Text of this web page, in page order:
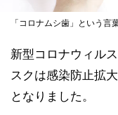
「コロナムシ歯」という
新型コロナウィル
スクは感染防止拡
となりました。